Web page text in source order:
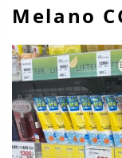
Melano